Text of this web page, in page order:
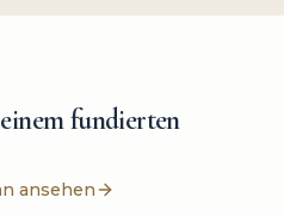
fundierten
ansehen